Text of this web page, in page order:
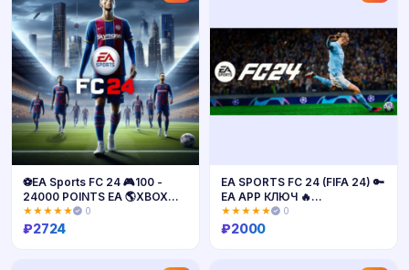
⚽EA Sports FC 24 🎮100 -
24000 POINTS EA 🌎XBOX
+🎁
★★★★★ 0
₽2724
EA SPORTS FC 24 (FIFA 24) 🔑
EA APP КЛЮЧ 🔥
РФ+МИР⭐ORIGIN
★★★★★ 0
₽2000